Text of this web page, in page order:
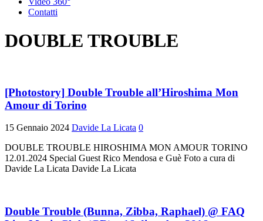
Contatti
DOUBLE TROUBLE
[Photostory] Double Trouble all’Hiroshima Mon
Amour di Torino
15 Gennaio 2024 Davide La Licata 0
DOUBLE TROUBLE HIROSHIMA MON AMOUR TORINO
12.01.2024 Special Guest Rico Mendosa e Guè Foto a cura di
Davide La Licata Davide La Licata
Double Trouble (Bunna, Zibba, Raphael) @ FAQ